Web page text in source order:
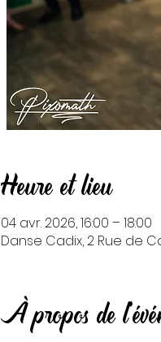
Heure et lieu
04 avr. 2026, 16:00 – 18:00
Danse Cadix, 2 Rue de
À propos de